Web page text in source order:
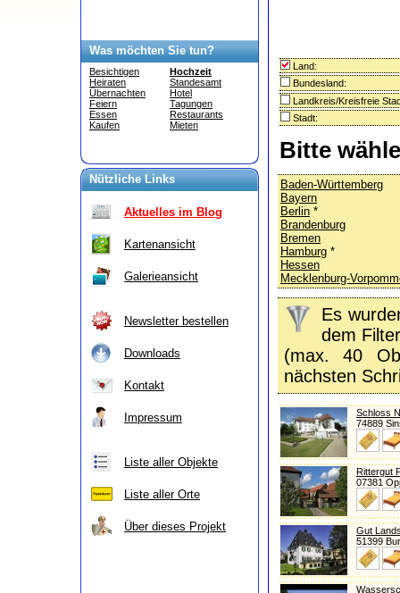
Was möchten Sie tun?
Besichtigen
Heiraten
Übernachten
Feiern
Essen
Kaufen
Hochzeit
Standesamt
Hotel
Tagungen
Restaurants
Mieten
Nützliche Links
Aktuelles im Blog
Kartenansicht
Galerieansicht
Newsletter bestellen
Downloads
Kontakt
Impressum
Liste aller Objekte
Liste aller Orte
Über dieses Projekt
Land:
Bundesland:
Landkreis/Kreisfreie
Stadt:
Bitte
Baden-Württemberg
Bayern
Berlin *
Brandenburg
Bremen
Hamburg *
Hessen
Mecklenburg-
Es
dem
(max. 40
nächsten
Schloss
74889
Rittergut
07381
Gut
51399